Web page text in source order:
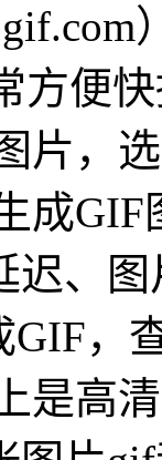
方便
片，
成
迟、
GIF，
是高